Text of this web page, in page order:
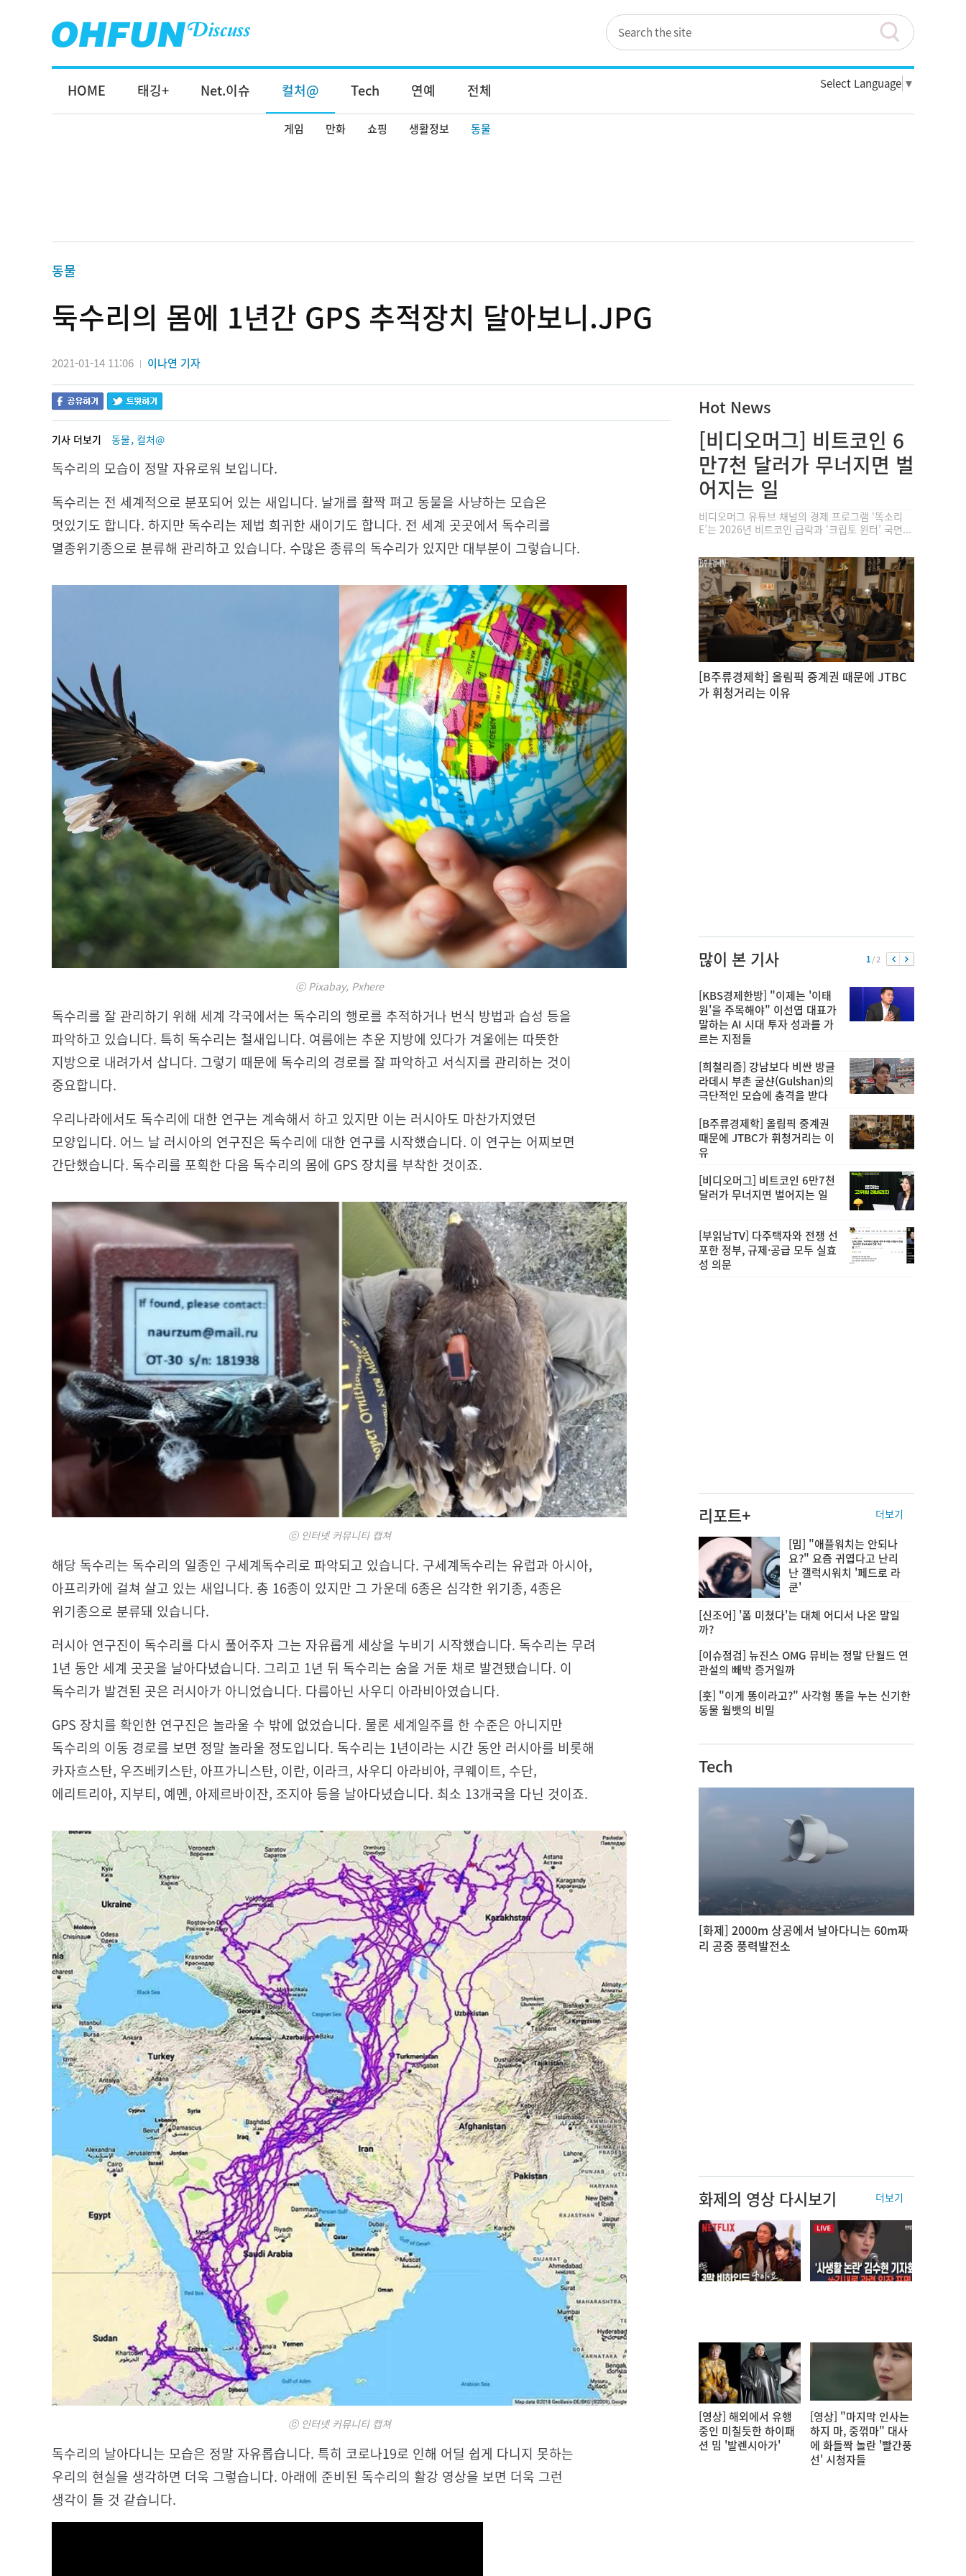
HOME 태깅+ Net.이슈 컬처@
게임 만화 쇼핑 생활정보 동물
Tech 연예 전체 Select Language ▼
동물
둑수리의 몸에 1년간 GPS 추적장치 달아보니.JPG
2021-01-14 11:06 | 이나연 기자
기사 더보기 동물, 컬처@
독수리의 모습이 정말 자유로워 보입니다.
독수리는 전 세계적으로 분포되어 있는 새입니다. 날개를 활짝 펴고 동물을 사냥하는 모습은
멋있기도 합니다. 하지만 독수리는 제법 희귀한 새이기도 합니다. 전 세계 곳곳에서 독수리를
멸종위기종으로 분류해 관리하고 있습니다. 수많은 종류의 독수리가 있지만 대부분이 그렇습니다.
ⓒ Pixabay, Pxhere
독수리를 잘 관리하기 위해 세계 각국에서는 독수리의 행로를 추적하거나 번식 방법과 습성 등을
파악하고 있습니다. 특히 독수리는 철새입니다. 여름에는 추운 지방에 있다가 겨울에는 따뜻한
지방으로 내려가서 삽니다. 그렇기 때문에 독수리의 경로를 잘 파악하고 서식지를 관리하는 것이
중요합니다.
우리나라에서도 독수리에 대한 연구는 계속해서 하고 있지만 이는 러시아도 마찬가지였던
모양입니다. 어느 날 러시아의 연구진은 독수리에 대한 연구를 시작했습니다. 이 연구는 어찌보면
간단했습니다. 독수리를 포획한 다음 독수리의 몸에 GPS 장치를 부착한 것이죠.
ⓒ 인터넷 커뮤니티 캡쳐
해당 독수리는 독수리의 일종인 구세계독수리로 파악되고 있습니다. 구세계독수리는 유럽과 아시아,
아프리카에 걸쳐 살고 있는 새입니다. 총 16종이 있지만 그 가운데 6종은 심각한 위기종, 4종은
위기종으로 분류돼 있습니다.
러시아 연구진이 독수리를 다시 풀어주자 그는 자유롭게 세상을 누비기 시작했습니다. 독수리는 무려
1년 동안 세계 곳곳을 날아다녔습니다. 그리고 1년 뒤 독수리는 숨을 거둔 채로 발견됐습니다. 이
독수리가 발견된 곳은 러시아가 아니었습니다. 다름아닌 사우디 아라비아였습니다.
GPS 장치를 확인한 연구진은 놀라울 수 밖에 없었습니다. 물론 세계일주를 한 수준은 아니지만
독수리의 이동 경로를 보면 정말 놀라울 정도입니다. 독수리는 1년이라는 시간 동안 러시아를 비롯해
카자흐스탄, 우즈베키스탄, 아프가니스탄, 이란, 이라크, 사우디 아라비아, 쿠웨이트, 수단,
에리트리아, 지부티, 예멘, 아제르바이잔, 조지아 등을 날아다녔습니다. 최소 13개국을 다닌 것이죠.
ⓒ 인터넷 커뮤니티 캡쳐
독수리의 날아다니는 모습은 정말 자유롭습니다. 특히 코로나19로 인해 어딜 쉽게 다니지 못하는
우리의 현실을 생각하면 더욱 그렇습니다. 아래에 준비된 독수리의 활강 영상을 보면 더욱 그런
생각이 들 것 같습니다.
Hot News
[비디오머그] 비트코인 6
만7천 달러가 무너지면 벌
어지는 일
비디오머그 유튜브 채널의 경제 프로그램 ‘똑소리
E’는 2026년 비트코인 급락과 ‘크립토 윈터’ 국면...
[B주류경제학] 올림픽 중계권 때문에 JTBC
가 휘청거리는 이유
많이 본 기사 1/ 2
[KBS경제한방] "이제는 '이태
원'을 주목해야" 이선엽 대표가
말하는 AI 시대 투자 성과를 가
르는 지점들
[희철리즘] 강남보다 비싼 방글
라데시 부촌 굴샨(Gulshan)의
극단적인 모습에 충격을 받다
[B주류경제학] 올림픽 중계권
때문에 JTBC가 휘청거리는 이
유
[비디오머그] 비트코인 6만7천
달러가 무너지면 벌어지는 일
[부읽남TV] 다주택자와 전쟁 선
포한 정부, 규제·공급 모두 실효
성 의문
리포트+ 더보기
[밈] "애플워치는 안되나
요?" 요즘 귀엽다고 난리
난 갤럭시워치 '페드로 라
쿤'
[신조어] '폼 미쳤다'는 대체 어디서 나온 말일
까?
[이슈점검] 뉴진스 OMG 뮤비는 정말 단월드 연
관설의 빼박 증거일까
[훗] "이게 똥이라고?" 사각형 똥을 누는 신기한
동물 웜뱃의 비밀
Tech
[화제] 2000m 상공에서 날아다니는 60m짜
리 공중 풍력발전소
화제의 영상 다시보기 더보기
[영상] 해외에서 유행
중인 미칠듯한 하이패
션 밈 '발렌시아가'
[영상] "마지막 인사는
하지 마, 중꺾마" 대사
에 화들짝 놀란 '빨간풍
선' 시청자들